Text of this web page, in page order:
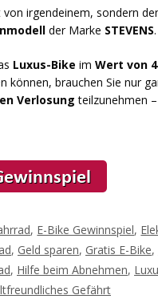
von irgendeinem, sondern
der Marke STEVENS.
Luxus-Bike im Wert von
können, brauchen Sie nur
Verlosung teilzunehmen –
, E-Bike Gewinnspiel,
, Geld sparen, Gratis E-Bike,
, Hilfe beim Abnehmen,
Gefährt